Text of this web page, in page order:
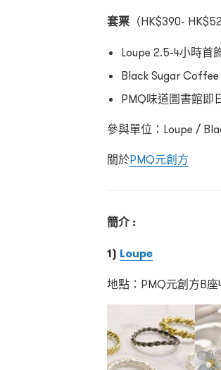
套票 （HK$390-
Loupe 2.5-4小時首
Black Sugar
PMQ味道圖書館即
參與單位：Loupe /
關於PMQ元創方
簡介 :
1) Loupe
地點：PMQ元創方B座